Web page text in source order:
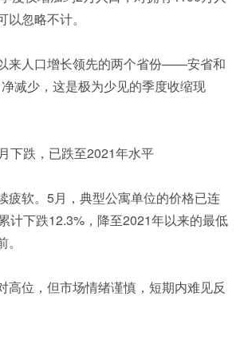
忽略不计。
来人口增长领先的两个省份——安省和
减少，这是极为少见的季度收缩现
下跌，已跌至2021年水平
疲软。5月，典型公寓单位的价格已连
计下跌12.3%，降至2021年以来的最低
高位，但市场情绪谨慎，短期内难见反